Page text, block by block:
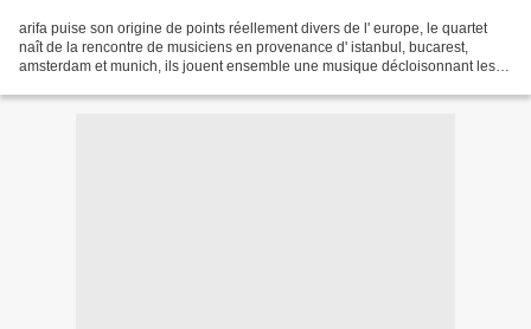
arifa puise son origine de points réellement divers de l' europe, le quartet
naît de la rencontre de musiciens en provenance d' istanbul, bucarest,
amsterdam et munich, ils jouent ensemble une musique décloisonnant les